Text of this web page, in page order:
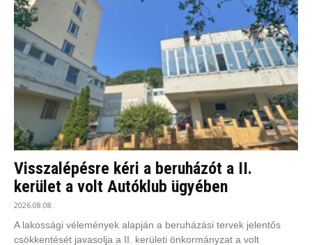
Visszalépésre kéri a beruházót a II.
kerület a volt Autóklub ügyében
2026.08.08.
A lakossági vélemények alapján a beruházási tervek jelentős
csökkentését javasolja a II. kerületi önkormányzat a volt